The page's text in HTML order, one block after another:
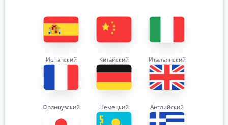
Испанский Китайский Итальянский
Французский Немецкий Английский